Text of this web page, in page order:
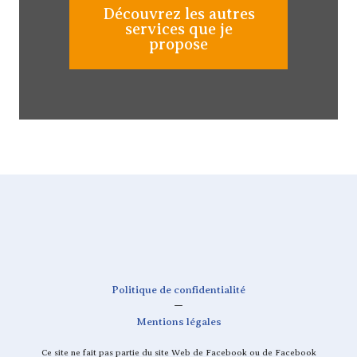
Découvrez les autres
services que je
propose
Politique de confidentialité
—
Mentions légales
Ce site ne fait pas partie du site Web de Facebook ou de Facebook